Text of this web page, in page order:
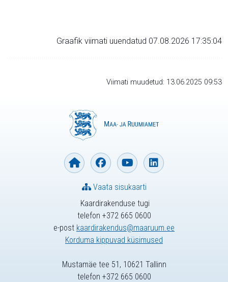
Graafik viimati uuendatud 07.08.2026 17:35:04
Viimati muudetud: 13.06.2025 09:53
Kaardirakenduse tugi
telefon +372 665 0600
e-post kaardirakendus@maaruum.ee
Korduma kippuvad küsimused
Vaata sisukaarti
Mustamäe tee 51, 10621 Tallinn
telefon +372 665 0600